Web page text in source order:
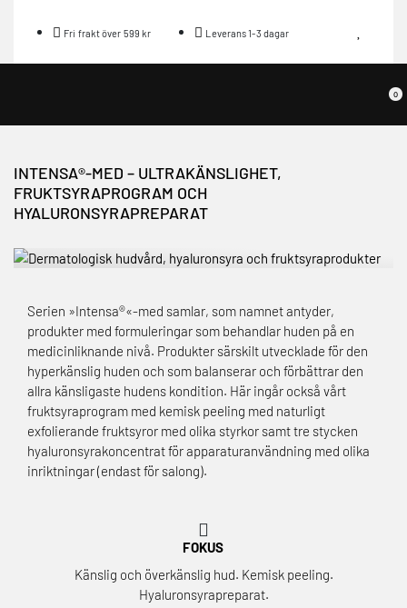
Fri frakt över 599 kr Leverans 1-3 dagar
0
INTENSA®-MED – ULTRAKÄNSLIGHET,
FRUKTSYRAPROGRAM OCH
HYALURONSYRAPREPARAT
Serien »Intensa®«-med samlar, som namnet antyder,
produkter med formuleringar som behandlar huden på en
medicinliknande nivå. Produkter särskilt utvecklade för den
hyperkänslig huden och som balanserar och förbättrar den
allra känsligaste hudens kondition. Här ingår också vårt
fruktsyraprogram med kemisk peeling med naturligt
exfolierande fruktsyror med olika styrkor samt tre stycken
hyaluronsyrakoncentrat för apparaturanvändning med olika
inriktningar (endast för salong).
FOKUS
Känslig och överkänslig hud. Kemisk peeling.
Hyaluronsyrapreparat.